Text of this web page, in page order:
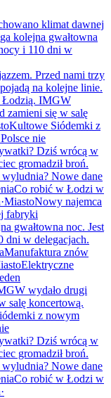
klimat dawnej
kolejna gwałtowna
i 110 dni w
Przed nami trzy
na kolejne linie.
Łodzią. IMGW
zamieni się w salę
Kultowe Siódemki z
nie
Dziś wrócą w
gromadził broń.
Nowe dane
Co robić w Łodzi w
·MiastoNowy najemca
fabryki
gwałtowna noc. Jest
dni w delegacjach.
Manufaktura znów
Elektryczne
wydało drugi
salę koncertową.
z nowym
Dziś wrócą w
gromadził broń.
Nowe dane
Co robić w Łodzi w
·